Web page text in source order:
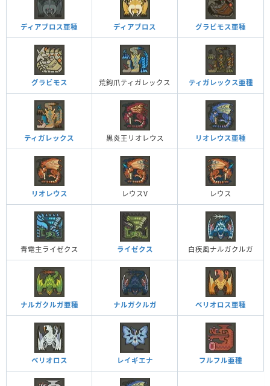
ディアブロス亜種 ディアブロス グラビモス亜種
グラビモス 荒鉤爪ティガレックス ティガレックス亜種
ティガレックス 黒炎王リオレウス リオレウス亜種
リオレウス レウスV レウス
青電主ライゼクス ライゼクス 白疾風ナルガクルガ
ナルガクルガ亜種 ナルガクルガ ベリオロス亜種
ベリオロス レイギエナ フルフル亜種